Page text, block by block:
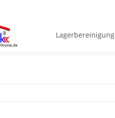
Lagerbereinigung